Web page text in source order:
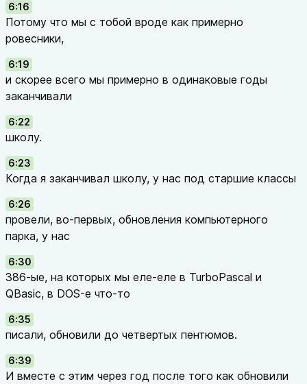
6:16
Потому что мы с тобой вроде как примерно
ровесники,
6:19
и скорее всего мы примерно в одинаковые годы
заканчивали
6:22
школу.
6:23
Когда я заканчивал школу, у нас под старшие классы
6:26
провели, во-первых, обновления компьютерного
парка, у нас
6:30
386-ые, на которых мы еле-еле в TurboPascal и
QBasic, в DOS-е что-то
6:35
писали, обновили до четвертых пентюмов.
6:39
И вместе с этим через год после того как обновили